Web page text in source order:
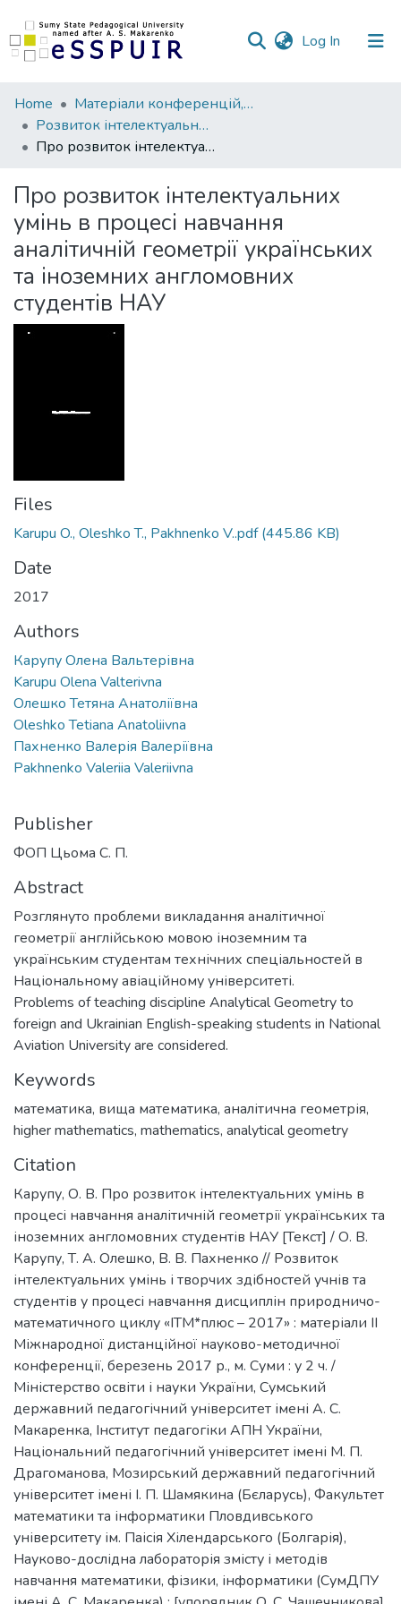
Log In (current)
Communities
&
Collections
Statistics
Home
Матеріали конференцій, семінарів, читань
Розвиток інтелектуальних умінь і творчих здібностей учнів та студентів у процесі навчання дисциплін природничо-математичного циклу «ІТМ*плюс»
Про розвиток інтелектуальних умінь в процесі навчання аналітичній геометрії українських та іноземних англомовних студентів НАУ
Про розвиток інтелектуальних
умінь в процесі навчання
аналітичній геометрії українських
та іноземних англомовних
студентів НАУ
Files
Karupu O., Oleshko T., Pakhnenko V..pdf(445.86 KB)
Date
2017
Authors
Карупу Олена Вальтерівна
Karupu Olena Valterivna
Олешко Тетяна Анатоліївна
Oleshko Tetiana Anatoliivna
Пахненко Валерія Валеріївна
Pakhnenko Valeriia Valeriivna
Publisher
ФОП Цьома С. П.
Abstract
Розглянуто проблеми викладання аналітичної
геометрії англійською мовою іноземним та
українським студентам технічних спеціальностей в
Національному авіаційному університеті.
Problems of teaching discipline Analytical Geometry to
foreign and Ukrainian English-speaking students in National
Aviation University are considered.
Keywords
математика, вища математика, аналітична геометрія,
higher mathematics, mathematics, analytical geometry
Citation
Карупу, О. В. Про розвиток інтелектуальних умінь в
процесі навчання аналітичній геометрії українських та
іноземних англомовних студентів НАУ [Текст] / О. В.
Карупу, Т. А. Олешко, В. В. Пахненко // Розвиток
інтелектуальних умінь і творчих здібностей учнів та
студентів у процесі навчання дисциплін природничо-
математичного циклу «ІТМ*плюс – 2017» : матеріали ІІ
Міжнародної дистанційної науково-методичної
конференції, березень 2017 р., м. Суми : у 2 ч. /
Міністерство освіти і науки України, Сумський
державний педагогічний університет імені А. С.
Макаренка, Інститут педагогіки АПН України,
Національний педагогічний університет імені М. П.
Драгоманова, Мозирський державний педагогічний
університет імені І. П. Шамякина (Бєларусь), Факультет
математики та інформатики Пловдивського
університету ім. Паісія Хілендарського (Болгарія),
Науково-дослідна лабораторія змісту і методів
навчання математики, фізики, інформатики (СумДПУ